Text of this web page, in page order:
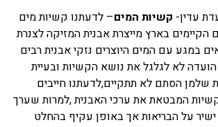
קשיות המים– לדעתנו קשיות מים
הקיימים בארץ מייצרת אבנית המזיקה לצנרת
במגע עם המים היוצרים נזקי אבנית רבים
לא לגלגל את נושא הקשיות ובעיית
שלמן הסתם לא תתקיים,לדעתנו חייבים
המבטאת את ערכי האבנית ,למרות שערך
ישיר על הבריאות אך באופן עקיף בהחלט